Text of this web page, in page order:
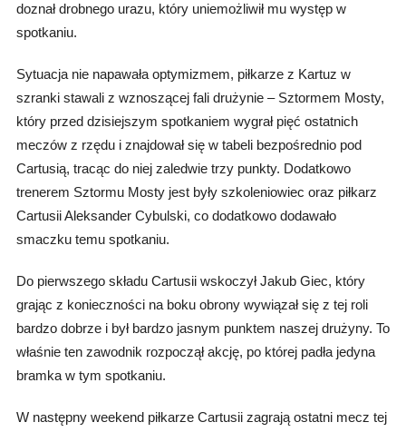
doznał drobnego urazu, który uniemożliwił mu występ w
spotkaniu.
Sytuacja nie napawała optymizmem, piłkarze z Kartuz w
szranki stawali z wznoszącej fali drużynie – Sztormem Mosty,
który przed dzisiejszym spotkaniem wygrał pięć ostatnich
meczów z rzędu i znajdował się w tabeli bezpośrednio pod
Cartusią, tracąc do niej zaledwie trzy punkty. Dodatkowo
trenerem Sztormu Mosty jest były szkoleniowiec oraz piłkarz
Cartusii Aleksander Cybulski, co dodatkowo dodawało
smaczku temu spotkaniu.
Do pierwszego składu Cartusii wskoczył Jakub Giec, który
grając z konieczności na boku obrony wywiązał się z tej roli
bardzo dobrze i był bardzo jasnym punktem naszej drużyny. To
właśnie ten zawodnik rozpoczął akcję, po której padła jedyna
bramka w tym spotkaniu.
W następny weekend piłkarze Cartusii zagrają ostatni mecz tej